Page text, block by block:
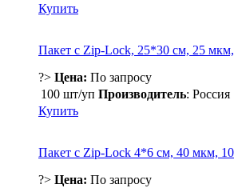
Купить
Пакет с Zip-Lock, 25*30 см, 25
?> Цена: По запросу
100 шт/уп Производитель: Россия
Купить
Пакет с Zip-Lock 4*6 см, 40 мкм,
?> Цена: По запросу